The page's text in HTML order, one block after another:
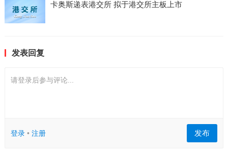
卡奥斯递表港交所 拟于港交所主板上市
发表回复
请登录后参与评论...
登录• 注册 发布